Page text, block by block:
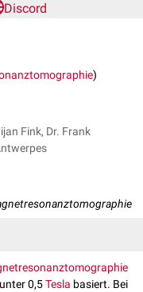
Discord
)
Fink, Dr. Frank
unter 0,5Tesla basiert. Bei